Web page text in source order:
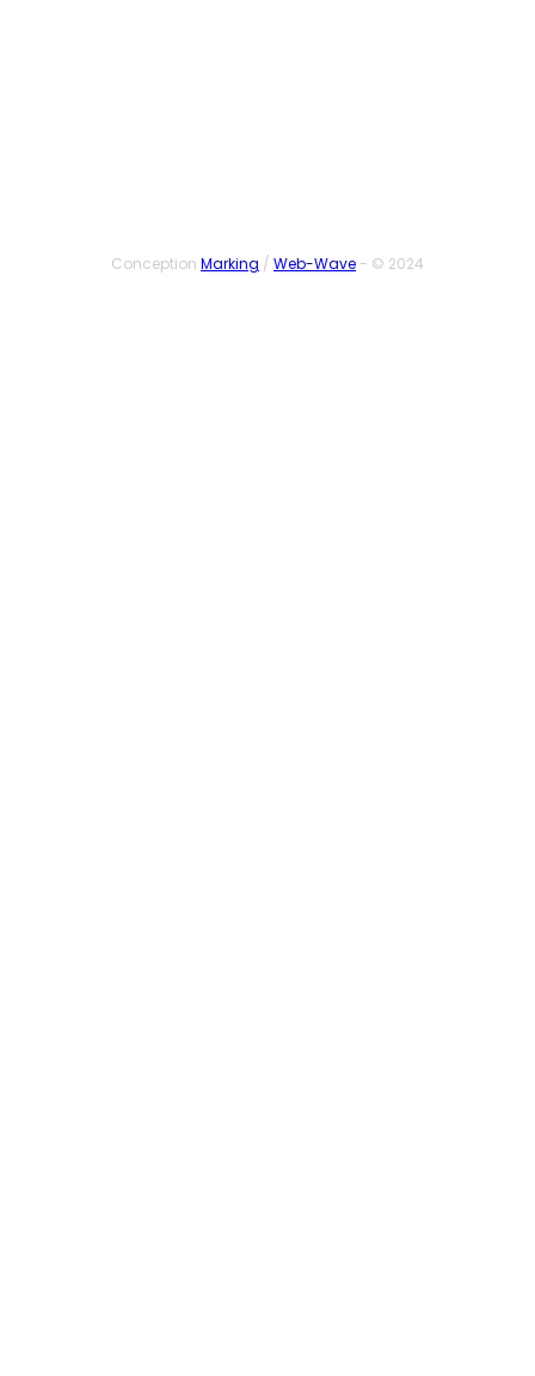
Conception Marking / Web-Wave - © 2024